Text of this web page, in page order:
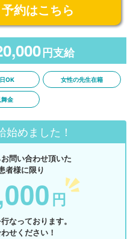
約はこちら
円支給
OK 女性の先生在籍
舞金
始めました！
問い合わせ頂いた
者様に限り
円
なっております。
せください！